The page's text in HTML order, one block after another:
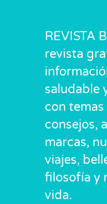
REVISTA
revista
saludable
con
consejos,
marcas,
viajes,
filosofía y
vida.